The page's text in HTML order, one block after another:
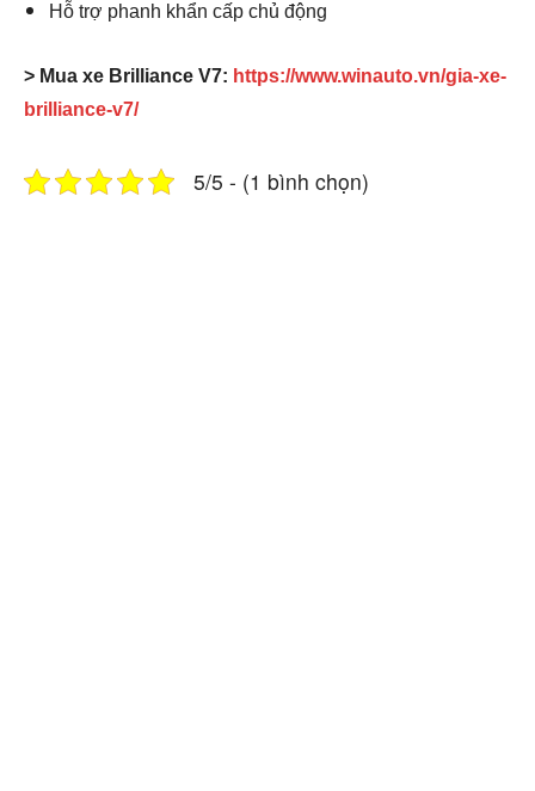
Hỗ trợ phanh khẩn cấp chủ động
> Mua xe Brilliance V7: https://www.winauto.vn/gia-xe-
brilliance-v7/
5/5 - (1 bình chọn)